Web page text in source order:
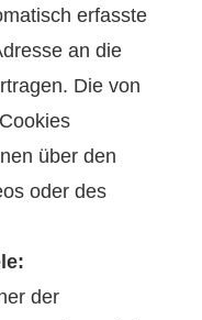
erfasste
an die
Die von
über den
oder des
der